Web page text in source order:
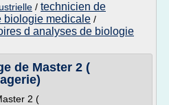
/ technicien de
biologie medicale /
d analyses de biologie
de Master 2 (
2 (